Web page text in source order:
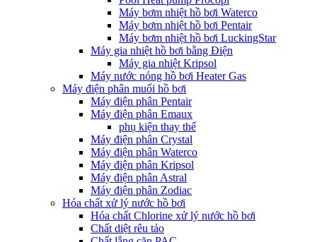
Máy bơm nhiệt hồ bơi Waterco
Máy bơm nhiệt hồ bơi Pentair
Máy bơm nhiệt hồ bơi LuckingStar
Máy gia nhiệt hồ bơi bằng Điện
Máy gia nhiệt Kripsol
Máy nước nóng hồ bơi Heater Gas
Máy điện phân muối hồ bơi
Máy điện phân Pentair
Máy điện phân Emaux
phụ kiện thay thế
Máy điện phân Crystal
Máy điện phân Waterco
Máy điện phân Kripsol
Máy điện phân Astral
Máy điện phân Zodiac
Hóa chất xử lý nước hồ bơi
Hóa chất Chlorine xử lý nước hồ bơi
Chất diệt rêu tảo